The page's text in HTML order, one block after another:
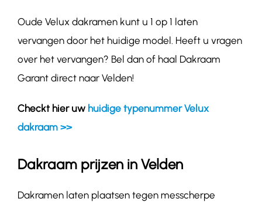
Oude Velux dakramen kunt u 1 op 1 laten
vervangen door het huidige model. Heeft u vragen
over het vervangen? Bel dan of haal Dakraam
Garant direct naar Velden!
Checkt hier uw huidige typenummer Velux
dakraam >>
Dakraam prijzen in Velden
Dakramen laten plaatsen tegen messcherpe